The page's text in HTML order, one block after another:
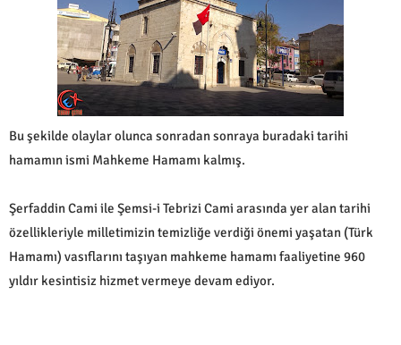
Bu şekilde olaylar olunca sonradan sonraya buradaki tarihi
hamamın ismi Mahkeme Hamamı kalmış.
Şerfaddin Cami ile Şemsi-i Tebrizi Cami arasında yer alan tarihi
özellikleriyle milletimizin temizliğe verdiği önemi yaşatan (Türk
Hamamı) vasıflarını taşıyan mahkeme hamamı faaliyetine 960
yıldır kesintisiz hizmet vermeye devam ediyor.